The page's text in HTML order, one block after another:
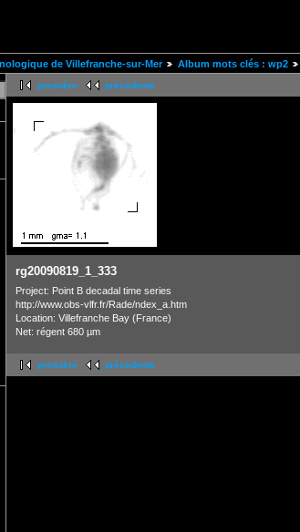
de Villefranche-sur-Mer Album mots clés : wp2
première précédente
rg20090819_1_333
Project: Point B decadal time series
http://www.obs-vlfr.fr/Rade/ndex_a.htm
Location: Villefranche Bay (France)
Net: régent 680 µm
première précédente